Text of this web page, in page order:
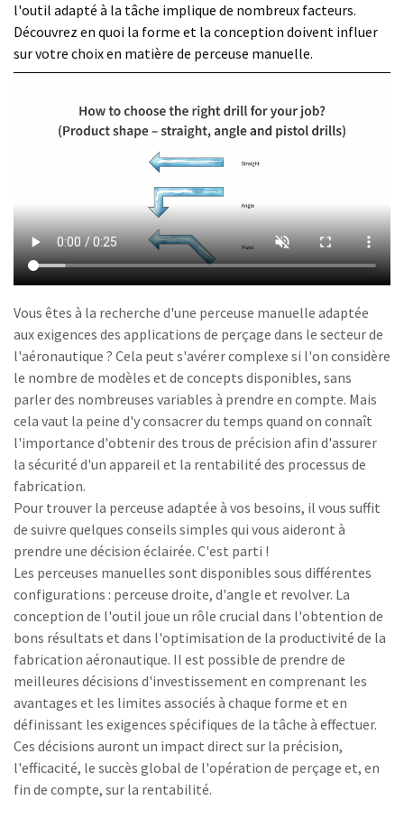
Voir tous nos secteurs d'activité
Tout voir
Regarder
Documentation et ressources
l'outil adapté à la tâche implique de nombreux facteurs.
Découvrez en quoi la forme et la conception doivent influer
sur votre choix en matière de perceuse manuelle.
Vous êtes à la recherche d'une perceuse manuelle adaptée
aux exigences des applications de perçage dans le secteur de
l'aéronautique ? Cela peut s'avérer complexe si l'on considère
le nombre de modèles et de concepts disponibles, sans
parler des nombreuses variables à prendre en compte. Mais
cela vaut la peine d'y consacrer du temps quand on connaît
l'importance d'obtenir des trous de précision afin d'assurer
la sécurité d'un appareil et la rentabilité des processus de
fabrication.
Pour trouver la perceuse adaptée à vos besoins, il vous suffit
de suivre quelques conseils simples qui vous aideront à
prendre une décision éclairée. C'est parti !
Les perceuses manuelles sont disponibles sous différentes
configurations : perceuse droite, d'angle et revolver. La
conception de l'outil joue un rôle crucial dans l'obtention de
bons résultats et dans l'optimisation de la productivité de la
fabrication aéronautique. Il est possible de prendre de
meilleures décisions d'investissement en comprenant les
avantages et les limites associés à chaque forme et en
définissant les exigences spécifiques de la tâche à effectuer.
Ces décisions auront un impact direct sur la précision,
l'efficacité, le succès global de l'opération de perçage et, en
fin de compte, sur la rentabilité.